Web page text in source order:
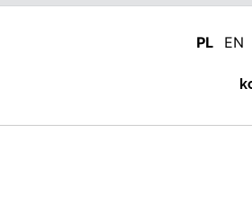
PL EN